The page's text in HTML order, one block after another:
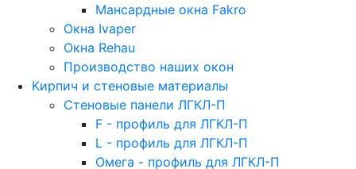
Мансардные окна Fakro
Окна Ivaper
Окна Rehau
Производство наших окон
Кирпич и стеновые материалы
Стеновые панели ЛГКЛ-П
F - профиль для ЛГКЛ-П
L - профиль для ЛГКЛ-П
Омега - профиль для ЛГКЛ-П